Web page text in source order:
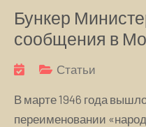
Бункер
сообщения в
Статьи
В марте 1946 года
переименовании